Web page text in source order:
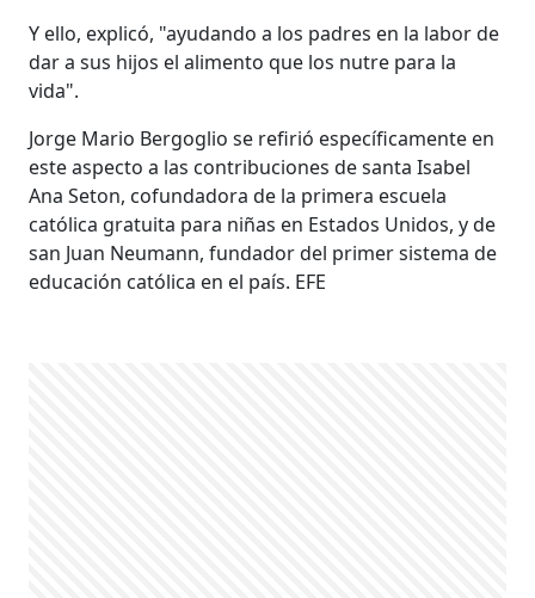
Y ello, explicó, "ayudando a los padres en la labor de
dar a sus hijos el alimento que los nutre para la
vida".
Jorge Mario Bergoglio se refirió específicamente en
este aspecto a las contribuciones de santa Isabel
Ana Seton, cofundadora de la primera escuela
católica gratuita para niñas en Estados Unidos, y de
san Juan Neumann, fundador del primer sistema de
educación católica en el país. EFE